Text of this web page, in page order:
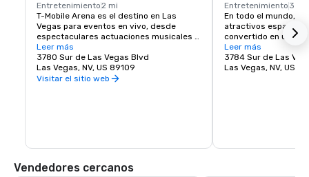
Entretenimiento2 mi
T-Mobile Arena es el destino en Las
Vegas para eventos en vivo, desde
espectaculares actuaciones musicales
hasta emocionantes eventos deportivos,
y establece un nuevo estándar en cuanto
a lo que significa entretenimiento en la
ciudad que mejor lo hace. El T-Mobile
Leer más
3780 Sur de Las Vegas Blvd
Las Vegas, NV, US 89109
Visitar el sitio web
Entretenimiento 3 mi
En todo el mundo,
atractivos espacios
convertido en una
ciudades y Las
excepción. MGM
la experiencia
la energía y la
Leer más
3784 Sur de Las
Las Vegas, NV, US
Vendedores cercanos